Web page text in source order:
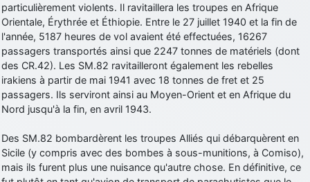
particulièrement violents. Il ravitaillera les troupes en Afrique
Orientale, Érythrée et Éthiopie. Entre le 27 juillet 1940 et la fin de
l'année, 5187 heures de vol avaient été effectuées, 16267
passagers transportés ainsi que 2247 tonnes de matériels (dont
des CR.42). Les SM.82 ravitailleront également les rebelles
irakiens à partir de mai 1941 avec 18 tonnes de fret et 25
passagers. Ils serviront ainsi au Moyen-Orient et en Afrique du
Nord jusqu'à la fin, en avril 1943.
Des SM.82 bombardèrent les troupes Alliés qui débarquèrent en
Sicile (y compris avec des bombes à sous-munitions, à Comiso),
mais ils furent plus une nuisance qu'autre chose. En définitive, ce